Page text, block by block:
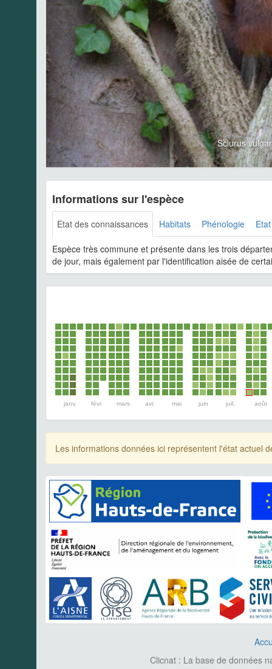
Sciurus
Informations sur l'espèce
Etat des connaissances Habitats Phénologie
Espèce très commune et présente dans les trois
de jour, mais également par l'identification aisée de
janv. févr. mars avr. mai juin juil. août
Les informations données ici représentent l'état actuel
Clicnat : La base de données